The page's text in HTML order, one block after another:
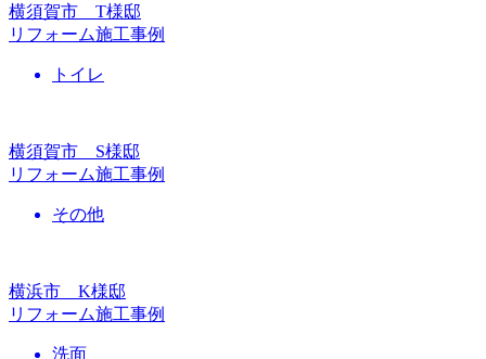
横須賀市 T様邸
リフォーム施工事例
トイレ
横須賀市 S様邸
リフォーム施工事例
その他
横浜市 K様邸
リフォーム施工事例
洗面